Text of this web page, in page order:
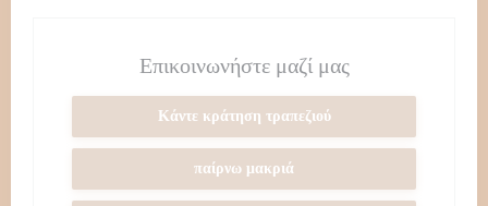
Επικοινωνήστε μαζί μας
Κάντε κράτηση τραπεζιού
παίρνω μακριά